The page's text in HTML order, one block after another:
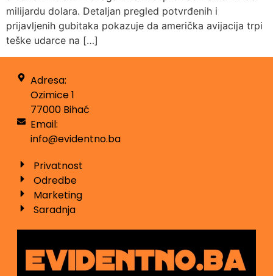
milijardu dolara. Detaljan pregled potvrđenih i
prijavljenih gubitaka pokazuje da američka avijacija trpi
teške udarce na […]
Adresa:
Ozimice 1
77000 Bihać
Email:
info@evidentno.ba
Privatnost
Odredbe
Marketing
Saradnja